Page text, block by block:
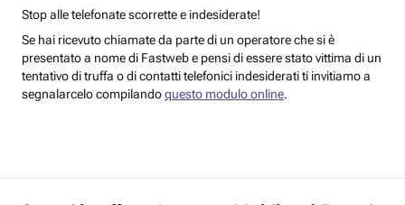
Stop alle telefonate scorrette e indesiderate!
Se hai ricevuto chiamate da parte di un operatore che si è
presentato a nome di Fastweb e pensi di essere stato vittima di un
tentativo di truffa o di contatti telefonici indesiderati ti invitiamo a
segnalarcelo compilandoquesto modulo online.